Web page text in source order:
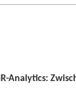
Analytics: